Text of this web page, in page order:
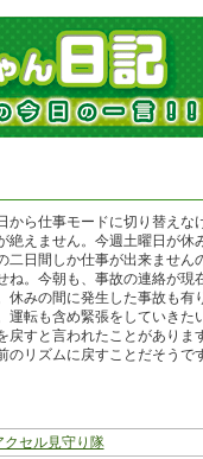
から仕事モードに切り替えな
絶えません。今週土曜日が休
二日間しか仕事が出来ません
ね。今朝も、事故の連絡が現
休みの間に発生した事故も有
転も含め緊張をしていきた
戻すと言われたことがありま
リズムに戻すことだそうです
クセル見守り隊